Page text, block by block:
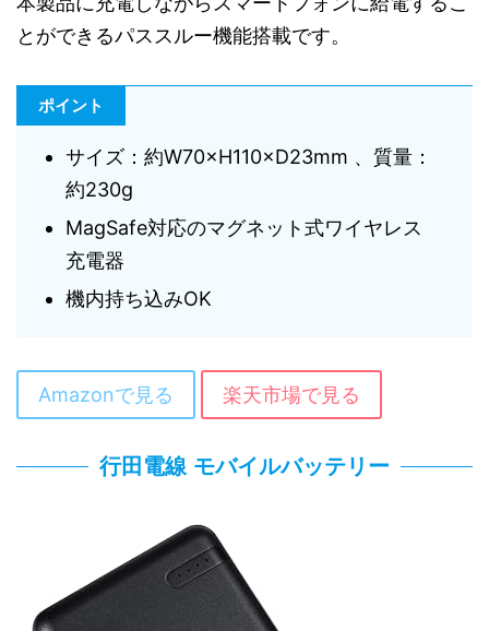
とができるパススルー機能搭載です。
ポイント
サイズ：約W70×H110×D23mm 、質量：
約230g
MagSafe対応のマグネット式ワイヤレス
充電器
機内持ち込みOK
Amazonで見る 楽天市場で見る
行田電線 モバイルバッテリー